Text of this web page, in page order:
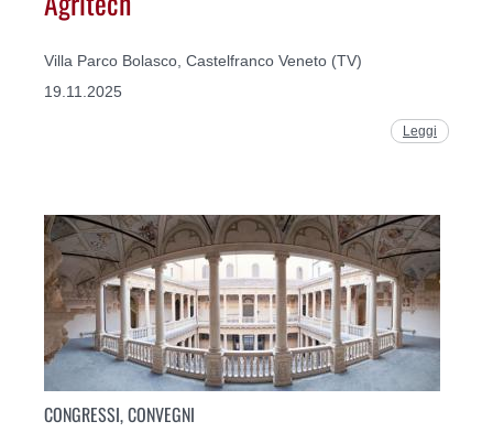
Villa Parco Bolasco, Castelfranco Veneto (TV)
19.11.2025
Leggi
CONGRESSI, CONVEGNI